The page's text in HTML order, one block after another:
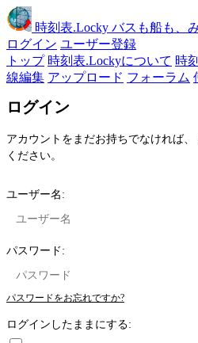
時刻表.Locky バスも船も、
ログイン ユーザー登録
トップ 時刻表.Lockyについて 時
線編集 アップロード フォーラム
ログイン
アカウントをまだお持ちでなければ、
ください。
ユーザー名:
パスワード:
パスワードをお忘れですか?
ログインしたままにする: